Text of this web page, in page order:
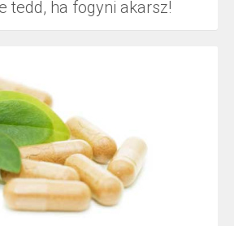
tedd, ha fogyni akarsz!